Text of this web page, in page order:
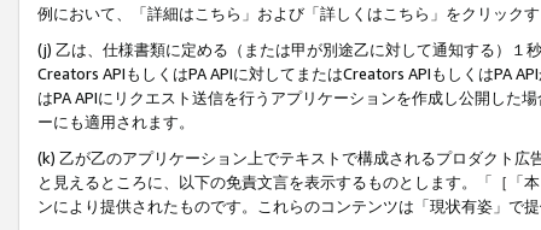
例において、「詳細はこちら」および「詳しくはこちら」をクリック
(j) 乙は、仕様書類に定める（または甲が別途乙に対して通知する）
Creators APIもしくはPA APIに対してまたはCreators APIもしくはPA
はPA APIにリクエスト送信を行うアプリケーションを作成し公開した
ーにも適用されます。
(k) 乙が乙のアプリケーション上でテキストで構成されるプロダクト
と見えるところに、以下の免責文言を表示するものとします。「［「
ンにより提供されたものです。これらのコンテンツは「現状有姿」で